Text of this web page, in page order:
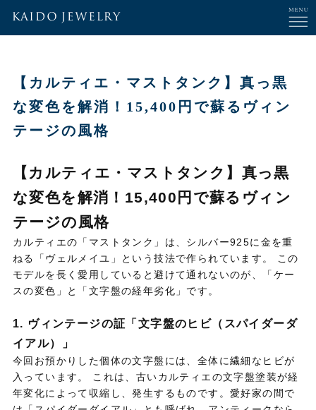
【カルティエ・マストタンク】真っ黒
な変色を解消！15,400円で蘇るヴィン
テージの風格
【カルティエ・マストタンク】真っ黒
な変色を解消！15,400円で蘇るヴィン
テージの風格
カルティエの「マストタンク」は、シルバー925に金を重
ねる「ヴェルメイユ」という技法で作られています。 この
モデルを長く愛用していると避けて通れないのが、「ケー
スの変色」と「文字盤の経年劣化」です。
1. ヴィンテージの証「文字盤のヒビ（スパイダーダ
イアル）」
今回お預かりした個体の文字盤には、全体に繊細なヒビが
入っています。 これは、古いカルティエの文字盤塗装が経
年変化によって収縮し、発生するものです。愛好家の間で